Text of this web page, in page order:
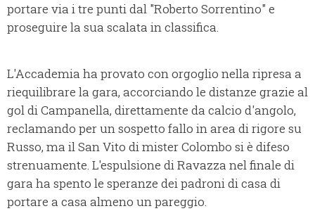
portare via i tre punti dal "Roberto Sorrentino" e
proseguire la sua scalata in classifica.
L'Accademia ha provato con orgoglio nella ripresa a
riequilibrare la gara, accorciando le distanze grazie al
gol di Campanella, direttamente da calcio d'angolo,
reclamando per un sospetto fallo in area di rigore su
Russo, ma il San Vito di mister Colombo si è difeso
strenuamente. L'espulsione di Ravazza nel finale di
gara ha spento le speranze dei padroni di casa di
portare a casa almeno un pareggio.